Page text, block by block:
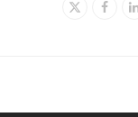
X